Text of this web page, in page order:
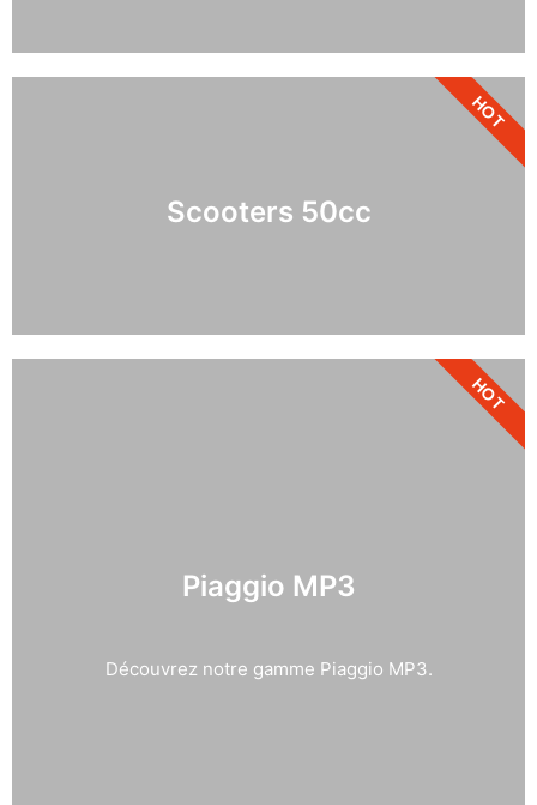
Scooters 50cc
HOT
Piaggio MP3
Découvrez notre gamme Piaggio MP3.
HOT